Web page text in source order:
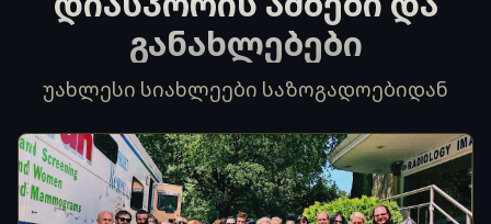
განახლებები
უახლესი სიახლეები საზოგადოებიდან